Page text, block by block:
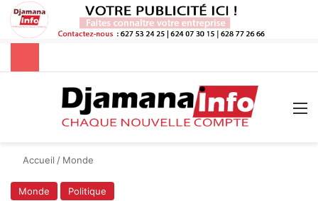
Rechercher
Accueil / Monde
Monde Politique